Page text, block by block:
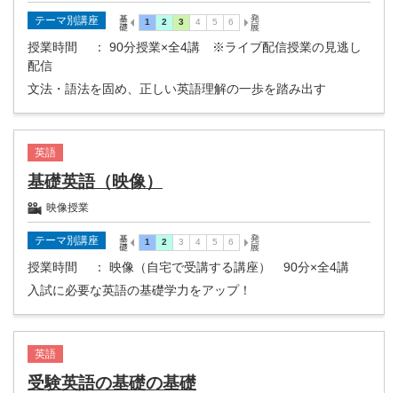
テーマ別講座
授業時間
： 90分授業×全4講 ※ライブ配信授業の見逃し
配信
文法・語法を固め、正しい英語理解の一歩を踏み出す
英語
基礎英語（映像）
映像授業
テーマ別講座
授業時間
： 映像（自宅で受講する講座） 90分×全4講
入試に必要な英語の基礎学力をアップ！
英語
受験英語の基礎の基礎